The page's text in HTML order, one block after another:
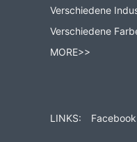
MORE>>
LINKS: Facebook